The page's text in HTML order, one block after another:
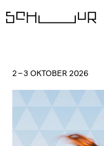
2–3 OKTOBER 2026